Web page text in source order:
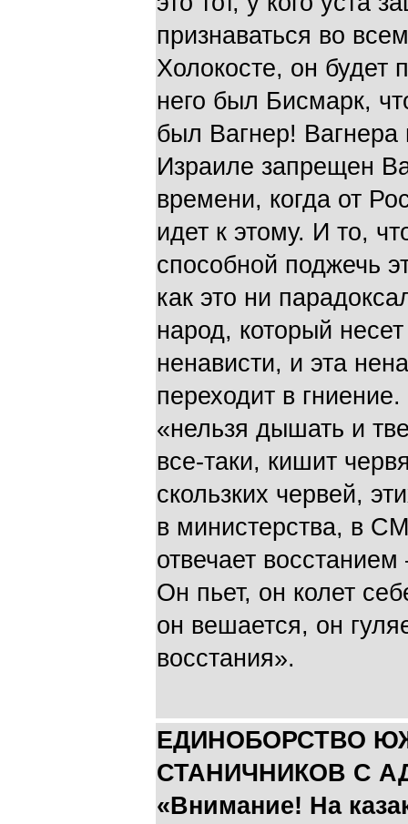
признаваться во
Холокосте, он будет
него был Бисмарк,
был Вагнер! Вагнера
Израиле запрещен
времени, когда от
идет к этому. И то,
способной поджечь
как это ни
народ, который несет
ненависти, и эта
переходит в
«нельзя дышать и
все-таки, кишит
скользких червей,
в министерства, в
отвечает
Он пьет, он колет
он вешается, он
восстания».
ЕДИНОБОРСТВО
СТАНИЧНИКОВ С
«Внимание! На